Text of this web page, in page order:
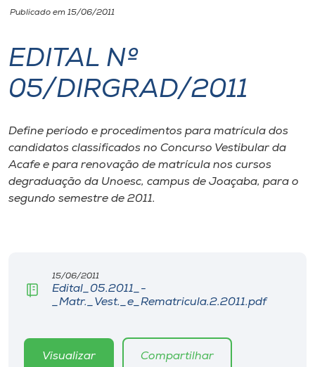
Unoesc
Internacionalização
I.nova
Diplomados
Cultura
Editora
Rádio
Publicado em 15/06/2011
EDITAL Nº
05/DIRGRAD/2011
Define período e procedimentos para matrícula dos
candidatos classificados no Concurso Vestibular da
Acafe e para renovação de matrícula nos cursos
degraduação da Unoesc, campus de Joaçaba, para o
segundo semestre de 2011.
15/06/2011
Edital_05.2011_-
_Matr._Vest._e_Rematricula.2.2011.pdf
Visualizar Compartilhar